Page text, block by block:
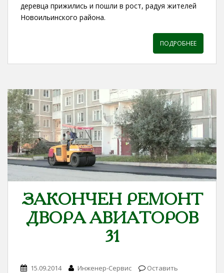
деревца прижились и пошли в рост, радуя жителей
Новоильинского района.
ПОДРОБНЕЕ
ЗАКОНЧЕН РЕМОНТ
ДВОРА АВИАТОРОВ
31
15.09.2014 Инженер-Сервис
Оставить